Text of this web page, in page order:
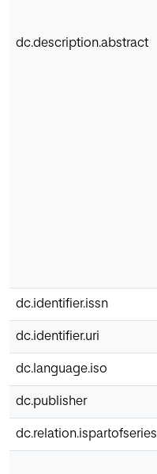
dc.description.abstract
dc.identifier.issn
dc.identifier.uri
dc.language.iso
dc.publisher
dc.relation.ispartofseries